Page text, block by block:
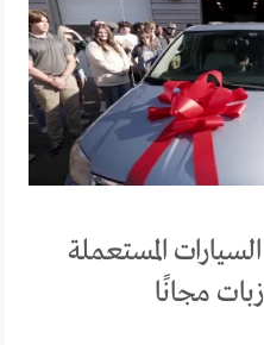
المستعملة
مجانًا